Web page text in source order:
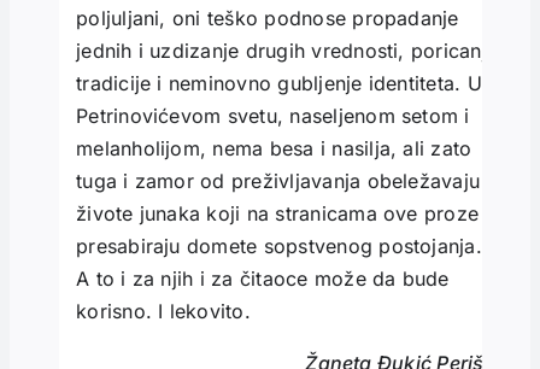
poljuljani, oni teško podnose propadanje
jednih i uzdizanje drugih vrednosti, poricanje
tradicije i neminovno gubljenje identiteta. U
Petrinovićevom svetu, naseljenom setom i
melanholijom, nema besa i nasilja, ali zato
tuga i zamor od preživljavanja obeležavaju
živote junaka koji na stranicama ove proze
presabiraju domete sopstvenog postojanja.
A to i za njih i za čitaoce može da bude
korisno. I lekovito.
Žaneta Đukić Perišić